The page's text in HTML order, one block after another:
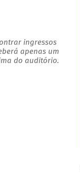
ingressos
apenas um
do auditório.